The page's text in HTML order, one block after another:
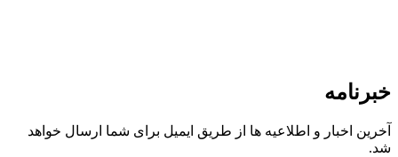
خبرنامه
آخرین اخبار و اطلاعیه ها از طریق ایمیل برای شما ارسال خواهد
شد.